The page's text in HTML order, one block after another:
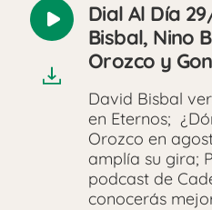
Reproducir
audio
Dial Al Día
Bisbal, Nino
Orozco y
David Bisbal
en Eternos;
Orozco en
amplía su gira;
podcast de
conocerás